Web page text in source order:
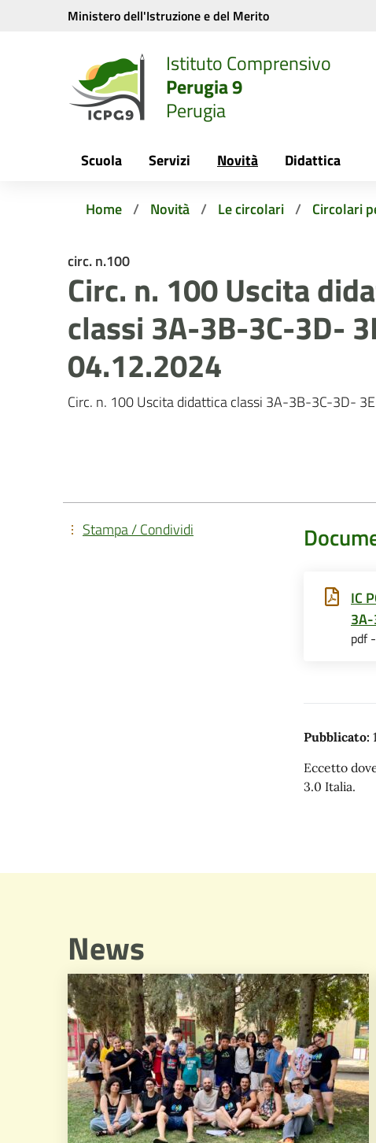
Vai ai contenuti
Vai al menu di navigazione
Ministero dell'Istruzione e del Merito
Istituto Comprensivo
Perugia 9
Perugia
Scuola Servizi Novità Didattica
Home Novità Le circolari Circolari
circ. n.100
Circ. n. 100 Uscita
classi 3A-3B-3C-3D-
04.12.2024
Circ. n. 100 Uscita didattica classi 3A-3B-3C-3D-
IC
pdf
Pubblicato:
Eccetto
3.0 Italia.
Stampa / Condividi
News